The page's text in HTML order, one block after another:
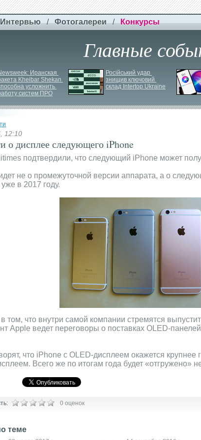
Интервью / Фотогалереи / Конкурсы
Главные
Иранская
Kheibar Shekan
усложнить
систем ПРО
Російський удар
знищив ключовий
склад Intertop Ukraine
12:10
о дисплее следующего iPhone
подтвердили, что следующий iPhone может
не о промежуточной версии аппарата, а о
в 2017 году.
том, что внутри самой компании стремятся
Apple ведет переговоры о поставках OLED-
что iPhone c OLED-дисплеем окажется крупнее
Всего же по итогам года будет «отгружено»
0 оценок
теме